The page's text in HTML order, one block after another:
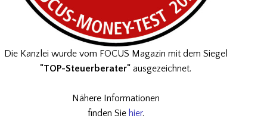
Die Kanzlei wurde vom FOCUS Magazin mit dem Siegel
"TOP-Steuerberater" ausgezeichnet.
Nähere Informationen
finden Sie hier.